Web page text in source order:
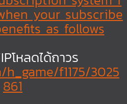
your subscribe
as follows
โหลดได้ถาวร
f1175/3025
861